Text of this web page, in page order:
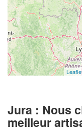
Jura : Nous
meilleur